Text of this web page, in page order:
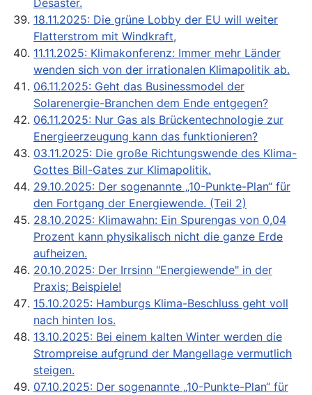
18.11.2025: Die grüne Lobby der EU will weiter
Flatterstrom mit Windkraft,
11.11.2025: Klimakonferenz: Immer mehr Länder
wenden sich von der irrationalen Klimapolitik ab.
06.11.2025: Geht das Businessmodel der
Solarenergie-Branchen dem Ende entgegen?
06.11.2025: Nur Gas als Brückentechnologie zur
Energieerzeugung kann das funktionieren?
03.11.2025: Die große Richtungswende des Klima-
Gottes Bill-Gates zur Klimapolitik.
29.10.2025: Der sogenannte „10-Punkte-Plan“ für
den Fortgang der Energiewende. (Teil 2)
28.10.2025: Klimawahn: Ein Spurengas von 0,04
Prozent kann physikalisch nicht die ganze Erde
aufheizen.
20.10.2025: Der Irrsinn "Energiewende" in der
Praxis; Beispiele!
15.10.2025: Hamburgs Klima-Beschluss geht voll
nach hinten los.
13.10.2025: Bei einem kalten Winter werden die
Strompreise aufgrund der Mangellage vermutlich
steigen.
07.10.2025: Der sogenannte „10-Punkte-Plan“ für